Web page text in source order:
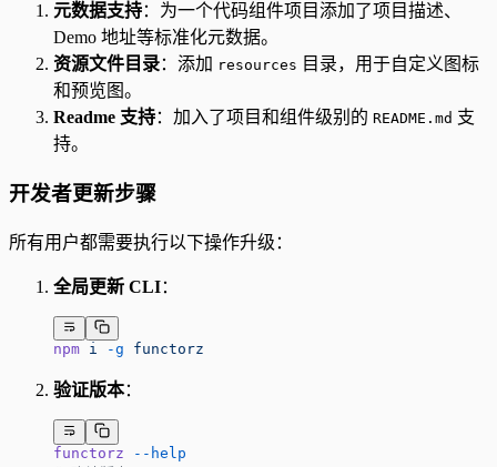
元数据支持：为一个代码组件项目添加了项目描述、
Demo 地址等标准化元数据。
资源文件目录：添加 resources 目录，用于自定义图标
和预览图。
Readme 支持：加入了项目和组件级别的 README.md 支
持。
开发者更新步骤
所有用户都需要执行以下操作升级：
全局更新 CLI：
npm i -g functorz
验证版本：
functorz --help